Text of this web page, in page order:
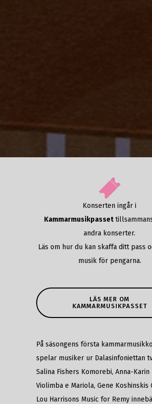
Konserten ingår i
Kammarmusikpasset
andra konserter.
Läs om hur du kan skaffa ditt pass
musik för pengarna.
LÄS MER OM
KAMMARMUSIKPASSET
På säsongens första
spelar musiker ur Dalasinfoniettan
Salina Fishers Komorebi, Anna-
Violimba e Mariola, Gene Koshinskis
Lou Harrisons Music for Remy